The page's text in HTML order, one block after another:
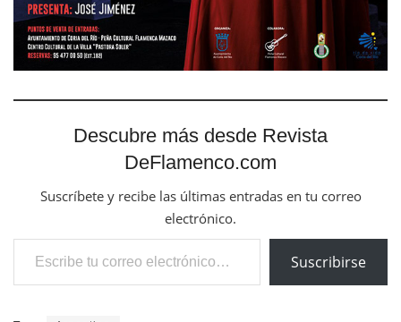
Descubre más desde Revista
DeFlamenco.com
Suscríbete y recibe las últimas entradas en tu correo
electrónico.
Escribe tu correo electrónico…
Suscribirse